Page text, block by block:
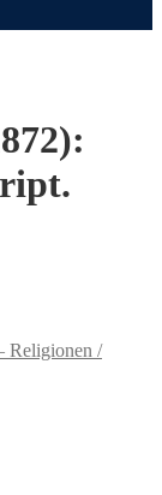
Religionen /